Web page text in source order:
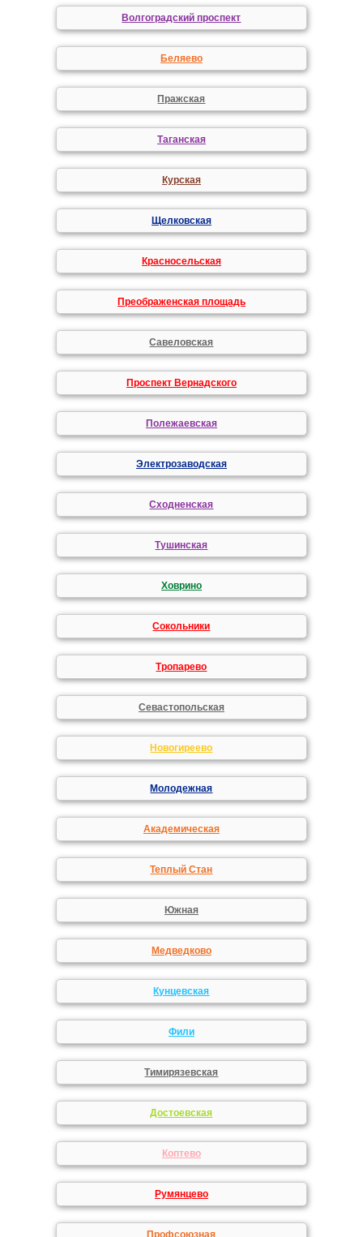
Волгоградский проспект
Беляево
Пражская
Таганская
Курская
Щелковская
Красносельская
Преображенская площадь
Савеловская
Проспект Вернадского
Полежаевская
Электрозаводская
Сходненская
Тушинская
Ховрино
Сокольники
Тропарево
Севастопольская
Новогиреево
Молодежная
Академическая
Теплый Стан
Южная
Медведково
Кунцевская
Фили
Тимирязевская
Достоевская
Коптево
Румянцево
Профсоюзная